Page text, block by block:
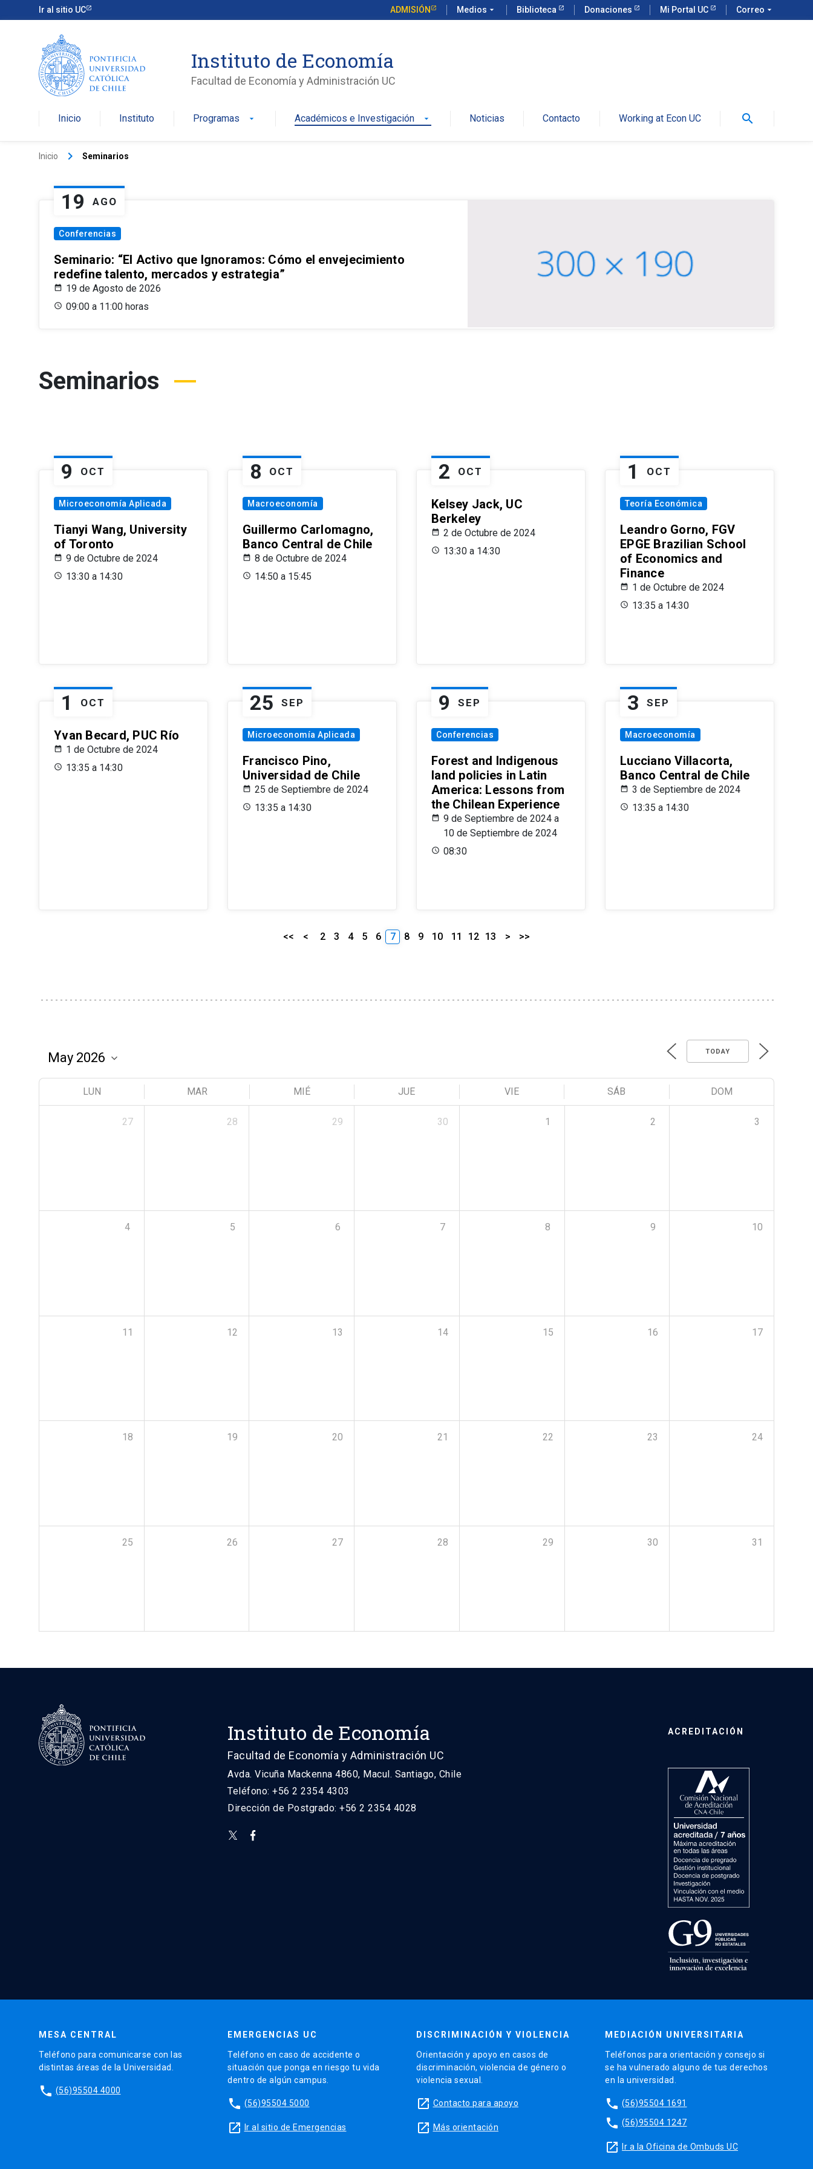
Ir al sitio UC ADMISIÓN Medios arrow_drop_down Biblioteca Donaciones Mi Portal UC Correo arrow_drop_down
Instituto de Economía
Facultad de Economía y Administración UC
Inicio Instituto Programas arrow_drop_down Académicos e Investigación arrow_drop_down Noticias Contacto Working at Econ UC search
Inicio keyboard_arrow_right Seminarios
19 AGO
Conferencias
Seminario: “El Activo que Ignoramos: Cómo el envejecimiento
redefine talento, mercados y estrategia”
19 de Agosto de 2026
09:00 a 11:00 horas
Seminarios
9 OCT
Microeconomía Aplicada
Tianyi Wang, University
of Toronto
9 de Octubre de 2024
13:30 a 14:30
8 OCT
Macroeconomía
Guillermo Carlomagno,
Banco Central de Chile
8 de Octubre de 2024
14:50 a 15:45
2 OCT
Kelsey Jack, UC
Berkeley
2 de Octubre de 2024
13:30 a 14:30
1 OCT
Teoría Económica
Leandro Gorno, FGV
EPGE Brazilian School
of Economics and
Finance
1 de Octubre de 2024
13:35 a 14:30
1 OCT
Yvan Becard, PUC Río
1 de Octubre de 2024
13:35 a 14:30
25 SEP
Microeconomía Aplicada
Francisco Pino,
Universidad de Chile
25 de Septiembre de 2024
13:35 a 14:30
9 SEP
Conferencias
Forest and Indigenous
land policies in Latin
America: Lessons from
the Chilean Experience
9 de Septiembre de 2024 a
10 de Septiembre de 2024
08:30
3 SEP
Macroeconomía
Lucciano Villacorta,
Banco Central de Chile
3 de Septiembre de 2024
13:35 a 14:30
<< < 2 3 4 5 6 7 8 9 10 11 12 13 > >>
TODAY
LUN MAR MIÉ JUE VIE SÁB DOM
27 28 29 30 1 2 3
4 5 6 7 8 9 10
11 12 13 14 15 16 17
18 19 20 21 22 23 24
25 26 27 28 29 30 31
Instituto de Economía
Facultad de Economía y Administración UC
Avda. Vicuña Mackenna 4860, Macul. Santiago, Chile
Teléfono: +56 2 2354 4303
Dirección de Postgrado: +56 2 2354 4028
ACREDITACIÓN
MESA CENTRAL
Teléfono para comunicarse con las
distintas áreas de la Universidad.
phone (56)95504 4000
EMERGENCIAS UC
Teléfono en caso de accidente o
situación que ponga en riesgo tu vida
dentro de algún campus.
phone (56)95504 5000
launch Ir al sitio de Emergencias
DISCRIMINACIÓN Y VIOLENCIA
Orientación y apoyo en casos de
discriminación, violencia de género o
violencia sexual.
launch Contacto para apoyo
launch Más orientación
MEDIACIÓN UNIVERSITARIA
Teléfonos para orientación y consejo si
se ha vulnerado alguno de tus derechos
en la universidad.
phone (56)95504 1691
phone (56)95504 1247
launch Ir a la Oficina de Ombuds UC